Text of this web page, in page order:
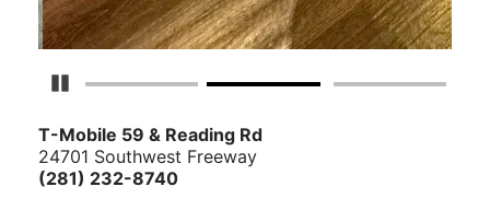
Detener carrusel
T-Mobile 59 & Reading Rd
24701 Southwest Freeway
(281) 232-8740